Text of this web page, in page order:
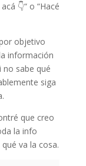
👇“ o “Hacé
objetivo
información
no sabe qué
siga
que creo
la info
va la cosa.